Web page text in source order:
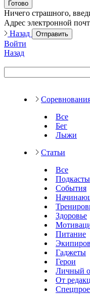
Готово
Ничего страшного,
Адрес электронной
Назад
Отправить
Войти
Назад
Все
Бег
Лыжи
Статьи
Все
Подкасты
События
Здоровье
Питание
Гаджеты
Герои
Личный
От